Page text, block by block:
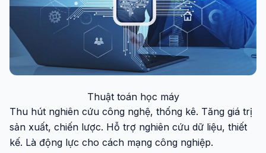
Thuật toán học máy
Thu hút nghiên cứu công nghệ, thống kê. Tăng giá trị
sản xuất, chiến lược. Hỗ trợ nghiên cứu dữ liệu, thiết
kế. Là động lực cho cách mạng công nghiệp.